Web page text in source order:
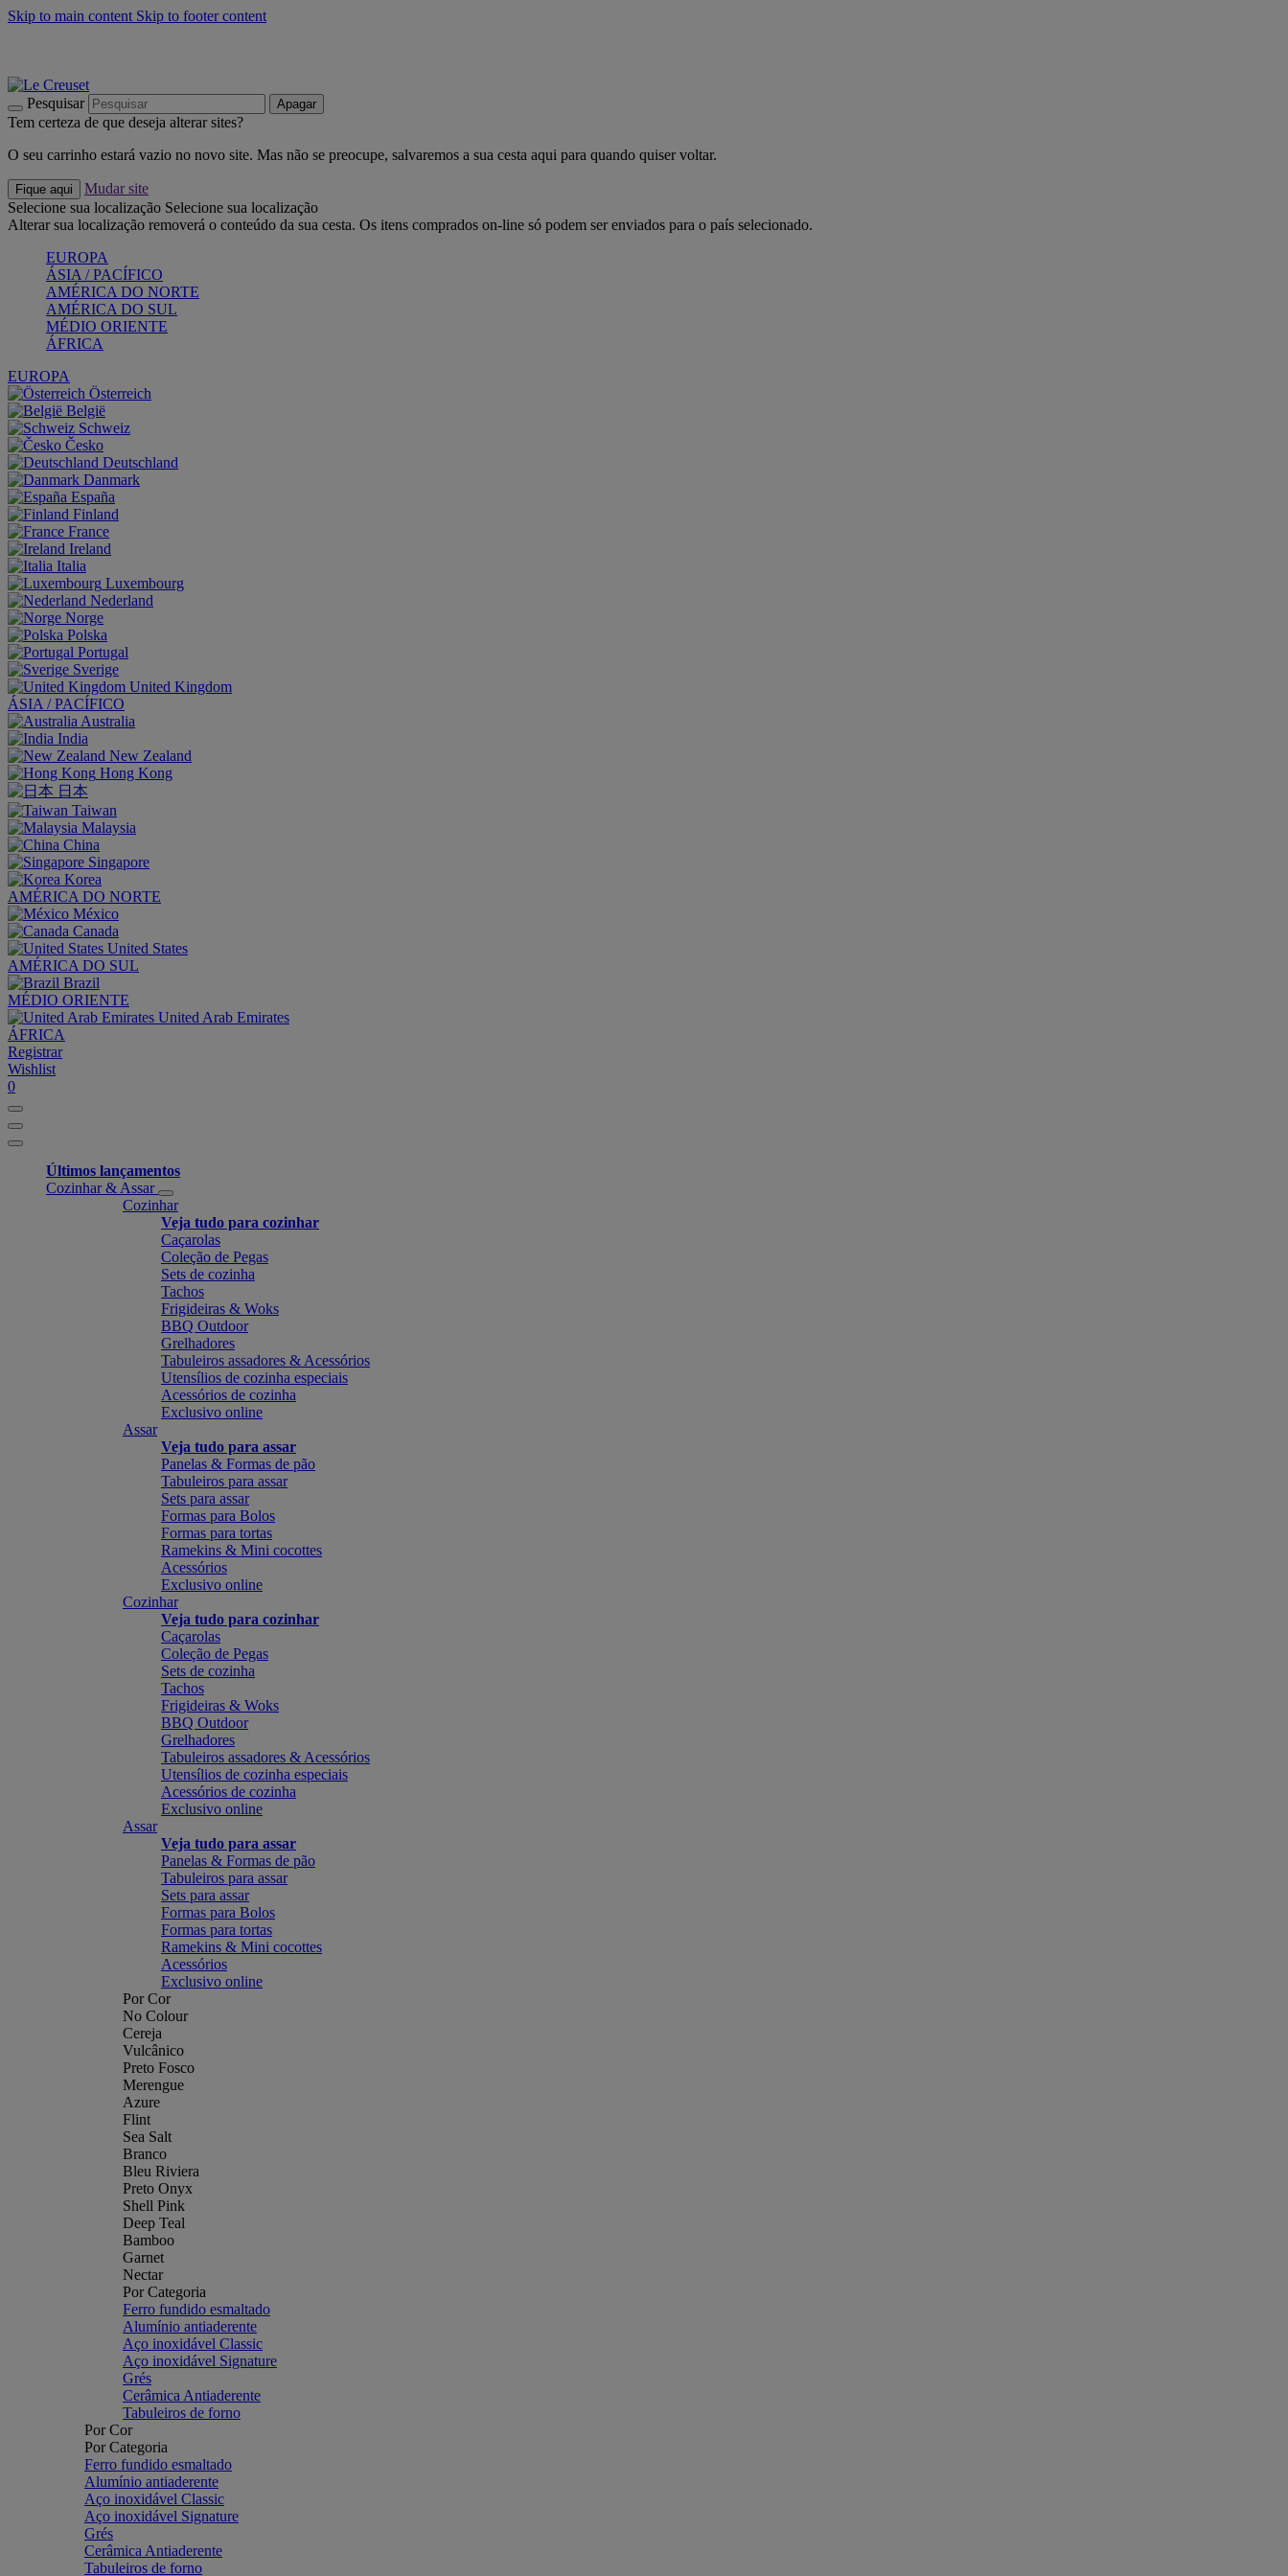
Skip to main content Skip to footer content
Pesquisar Apagar
Tem certeza de que deseja alterar sites?
O seu carrinho estará vazio no novo site. Mas não se preocupe, salvaremos a sua cesta aqui para quando quiser voltar.
Fique aqui
Mudar site
Selecione sua localização Selecione sua localização
Alterar sua localização removerá o conteúdo da sua cesta. Os itens comprados on-line só podem ser enviados para o país selecionado.
EUROPA
ÁSIA / PACÍFICO
AMÉRICA DO NORTE
AMÉRICA DO SUL
MÉDIO ORIENTE
ÁFRICA
EUROPA
Österreich
België
Schweiz
Česko
Deutschland
Danmark
España
Finland
France
Ireland
Italia
Luxembourg
Nederland
Norge
Polska
Portugal
Sverige
United Kingdom
ÁSIA / PACÍFICO
Australia
India
New Zealand
Hong Kong
日本
Taiwan
Malaysia
China
Singapore
Korea
AMÉRICA DO NORTE
México
Canada
United States
AMÉRICA DO SUL
Brazil
MÉDIO ORIENTE
United Arab Emirates
ÁFRICA
Registrar
Wishlist
0
Últimos lançamentos
Cozinhar & Assar
Cozinhar
Veja tudo para cozinhar
Caçarolas
Coleção de Pegas
Sets de cozinha
Tachos
Frigideiras & Woks
BBQ Outdoor
Grelhadores
Tabuleiros assadores & Acessórios
Utensílios de cozinha especiais
Acessórios de cozinha
Exclusivo online
Assar
Veja tudo para assar
Panelas & Formas de pão
Tabuleiros para assar
Sets para assar
Formas para Bolos
Formas para tortas
Ramekins & Mini cocottes
Acessórios
Exclusivo online
Cozinhar
Veja tudo para cozinhar
Caçarolas
Coleção de Pegas
Sets de cozinha
Tachos
Frigideiras & Woks
BBQ Outdoor
Grelhadores
Tabuleiros assadores & Acessórios
Utensílios de cozinha especiais
Acessórios de cozinha
Exclusivo online
Assar
Veja tudo para assar
Panelas & Formas de pão
Tabuleiros para assar
Sets para assar
Formas para Bolos
Formas para tortas
Ramekins & Mini cocottes
Acessórios
Exclusivo online
Por Cor
No Colour
Cereja
Vulcânico
Preto Fosco
Merengue
Azure
Flint
Sea Salt
Branco
Bleu Riviera
Preto Onyx
Shell Pink
Deep Teal
Bamboo
Garnet
Nectar
Por Categoria
Ferro fundido esmaltado
Alumínio antiaderente
Aço inoxidável Classic
Aço inoxidável Signature
Grés
Cerâmica Antiaderente
Tabuleiros de forno
Por Cor
Por Categoria
Ferro fundido esmaltado
Alumínio antiaderente
Aço inoxidável Classic
Aço inoxidável Signature
Grés
Cerâmica Antiaderente
Tabuleiros de forno